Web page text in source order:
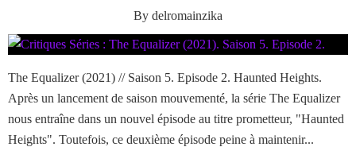
By delromainzika
The Equalizer (2021) // Saison 5. Episode 2. Haunted Heights.
Après un lancement de saison mouvementé, la série The Equalizer
nous entraîne dans un nouvel épisode au titre prometteur, "Haunted
Heights". Toutefois, ce deuxième épisode peine à maintenir...